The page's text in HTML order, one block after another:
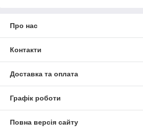
Про нас
Контакти
Доставка та оплата
Графік роботи
Повна версія сайту